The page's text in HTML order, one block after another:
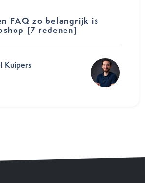
FAQ zo belangrijk is
[7 redenen]
Kuipers